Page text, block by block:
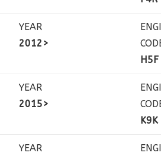
YEAR
2012>
H5F
YEAR
2015>
K9K
YEAR